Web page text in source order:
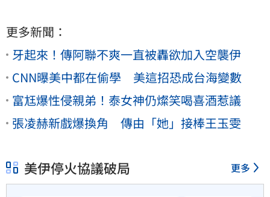
更多新聞：
牙起來！傳阿聯不爽一直被轟欲加入空襲伊
CNN曝美中都在偷學 美這招恐成台海變數
富尪爆性侵親弟！泰女神仍燦笑喝喜酒惹議
張凌赫新戲爆換角 傳由「她」接棒王玉雯
美伊停火協議破局 更多